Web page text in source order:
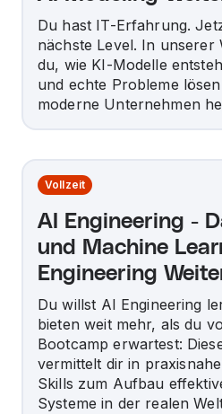
Du hast IT-Erfahrung.
nächste Level. In unserer
du, wie KI-Modelle
und echte Probleme
moderne Unternehmen
Vollzeit
AI Engineering -
und Machine
Engineering
Du willst AI Engineering
bieten weit mehr, als du
Bootcamp erwartest:
vermittelt dir in
Skills zum Aufbau
Systeme in der realen